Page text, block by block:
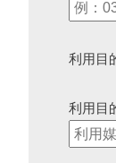
利用目
利用目